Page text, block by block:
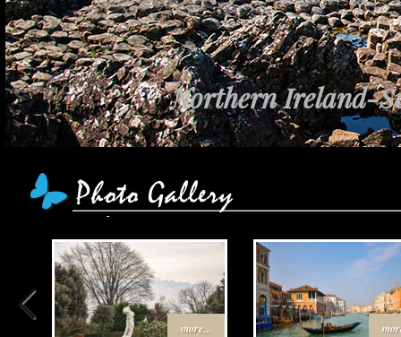
Northern Ireland-
more...